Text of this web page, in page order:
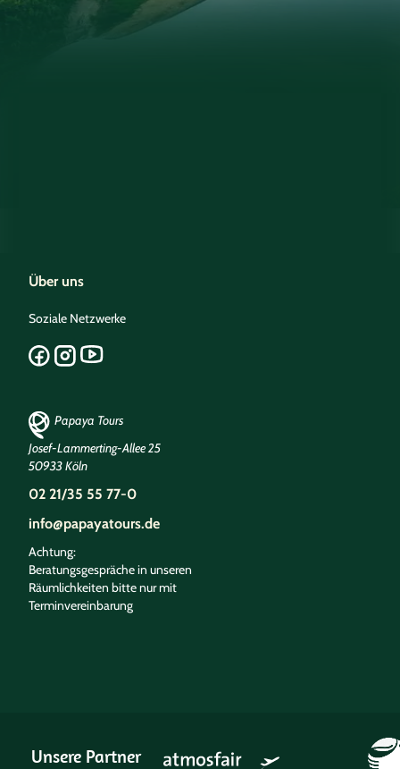
Über uns
Soziale Netzwerke
Papaya Tours
Josef-Lammerting-Allee 25
50933 Köln
02 21/35 55 77-0
info@papayatours.de
Achtung:
Beratungsgespräche in unseren
Räumlichkeiten bitte nur mit
Terminvereinbarung
Unsere Partner